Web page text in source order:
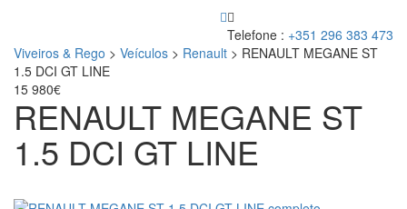
Telefone : +351 296 383 473
Viveiros & Rego > Veículos > Renault > RENAULT MEGANE ST
1.5 DCI GT LINE
15 980€
RENAULT MEGANE ST
1.5 DCI GT LINE